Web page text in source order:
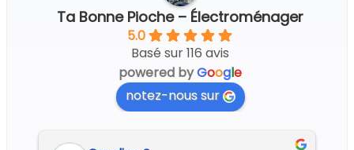
Ta Bonne Pioche – Électroménager
5.0
Basé sur 116 avis
powered byGoogle
notez-nous sur